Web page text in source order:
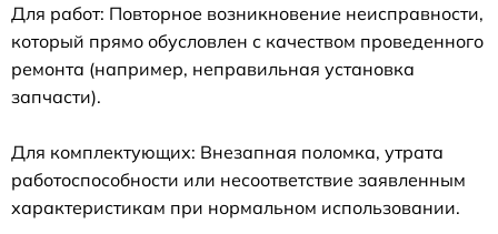
Для работ: Повторное возникновение неисправности,
который прямо обусловлен с качеством проведенного
ремонта (например, неправильная установка
запчасти).
Для комплектующих: Внезапная поломка, утрата
работоспособности или несоответствие заявленным
характеристикам при нормальном использовании.